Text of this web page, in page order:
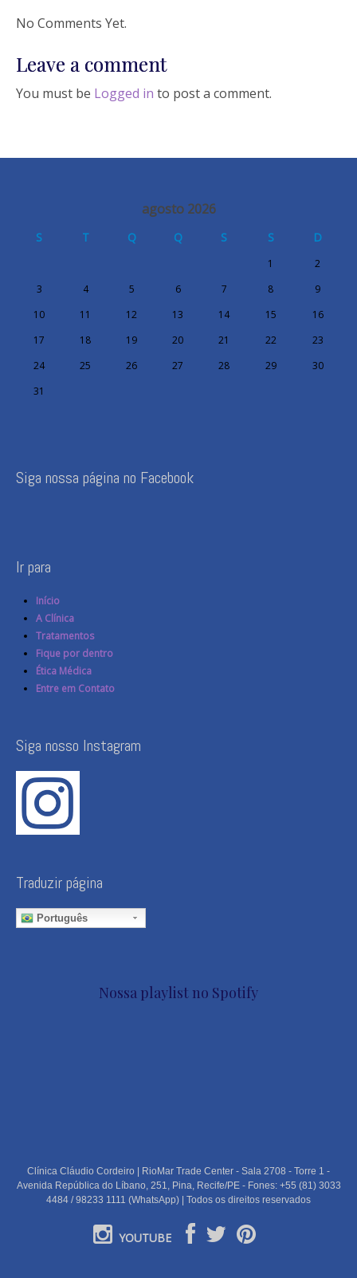
No Comments Yet.
Leave a comment
You must be Logged in to post a comment.
agosto 2026
S T Q Q S S D
1
2
3
4 5 6 7 8
9
10
11 12 13 14 15
16
17
18 19 20 21 22
23
24
25 26 27 28 29
30
31
Siga nossa página no Facebook
Ir para
Início
A Clínica
Tratamentos
Fique por dentro
Ética Médica
Entre em Contato
Siga nosso Instagram
Traduzir página
Português
Nossa playlist no Spotify
Clínica Cláudio Cordeiro | RioMar Trade Center - Sala 2708 - Torre 1 -
Avenida República do Líbano, 251, Pina, Recife/PE - Fones: +55 (81) 3033
4484 / 98233 1111 (WhatsApp) | Todos os direitos reservados
YOUTUBE